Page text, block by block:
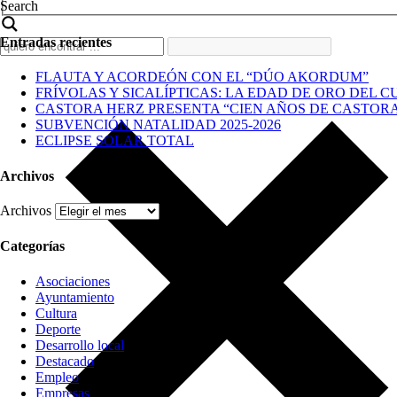
Search
Entradas recientes
FLAUTA Y ACORDEÓN CON EL “DÚO AKORDUM”
FRÍVOLAS Y SICALÍPTICAS: LA EDAD DE ORO DEL
CASTORA HERZ PRESENTA “CIEN AÑOS DE
SUBVENCIÓN NATALIDAD 2025-2026
ECLIPSE SOLAR TOTAL
Archivos
Archivos
Categorías
Asociaciones
Ayuntamiento
Cultura
Deporte
Desarrollo local
Destacado
Empleo
Empresas